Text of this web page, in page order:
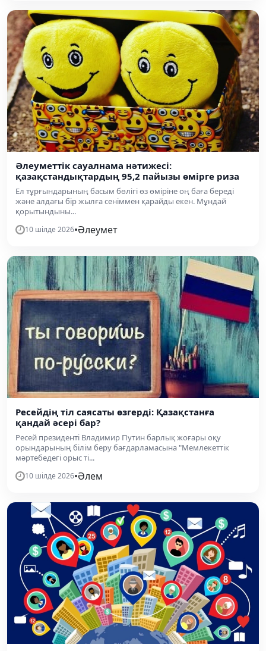
Әлеуметтік сауалнама нәтижесі:
қазақстандықтардың 95,2 пайызы өмірге риза
Ел тұрғындарының басым бөлігі өз өміріне оң баға береді
және алдағы бір жылға сеніммен қарайды екен. Мұндай
қорытындыны...
10 шілде 2026•Әлеумет
Ресейдің тіл саясаты өзгерді: Қазақстанға
қандай әсері бар?
Ресей президенті Владимир Путин барлық жоғары оқу
орындарының білім беру бағдарламасына "Мемлекеттік
мәртебедегі орыс ті...
10 шілде 2026•Әлем